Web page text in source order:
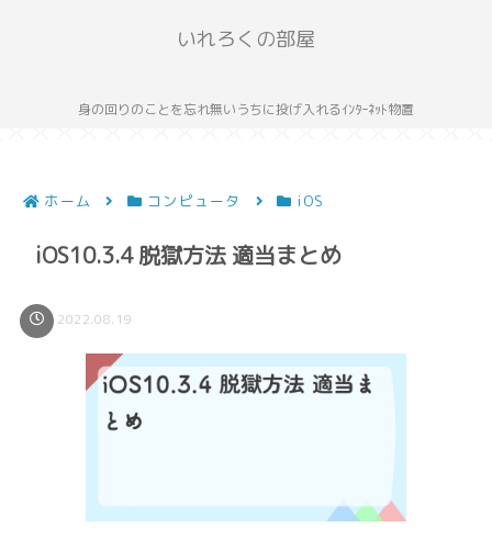
いれろくの部屋
身の回りのことを忘れ無いうちに投げ入れるｲﾝﾀｰﾈｯﾄ物置
ホーム コンピュータ iOS
iOS10.3.4 脱獄方法 適当まとめ
2022.08.19